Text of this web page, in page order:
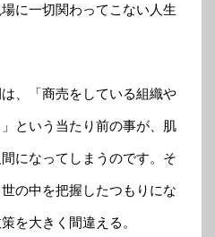
に一切関わってこない人生
、「商売をしている組織や
という当たり前の事が、肌
になってしまうのです。そ
の中を把握したつもりにな
を大きく間違える。